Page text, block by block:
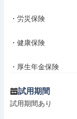
・労災保険
・健康保険
・厚生年金保険
試用期間
試用期間あり